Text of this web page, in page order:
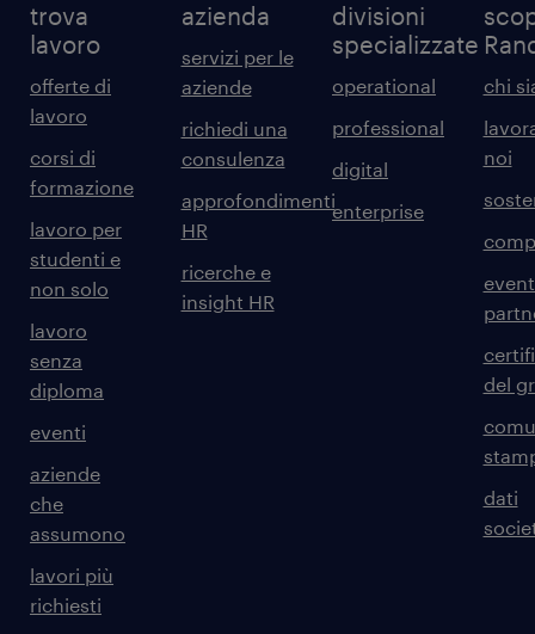
trova
lavoro
offerte di
lavoro
corsi di
formazione
lavoro per
studenti e
non solo
lavoro
senza
diploma
eventi
aziende
che
assumono
lavori più
richiesti
azienda
servizi per le
aziende
richiedi una
consulenza
approfondimenti
HR
ricerche e
insight HR
divisioni
specializzate
operational
professional
digital
enterprise
chi
noi
del
dati